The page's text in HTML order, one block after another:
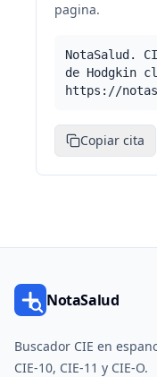
pagina.
NotaSalud.
de Hodgkin
https://
Copiar cita
NotaSalud
Buscador CIE en
CIE-10, CIE-11 y CIE-O.